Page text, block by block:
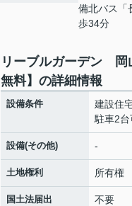
備北バス
歩34分
リーブルガーデン 岡
無料】の詳細情報
設備条件
建設住
駐車2台
設備(その他) -
土地権利 所有権
国土法届出 不要